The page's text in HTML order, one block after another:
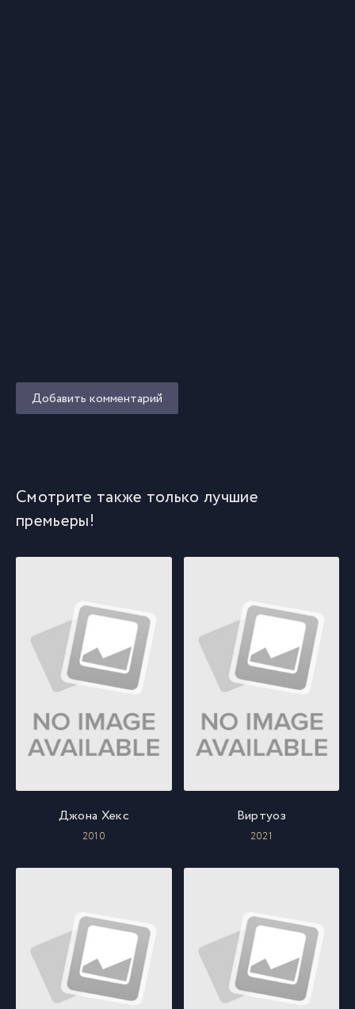
Добавить комментарий
Смотрите также только лучшие
премьеры!
Джона Хекс
2010
Виртуоз
2021